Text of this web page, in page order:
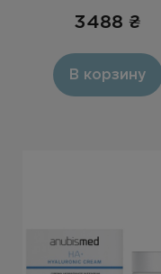
3488 ₴
В корзину